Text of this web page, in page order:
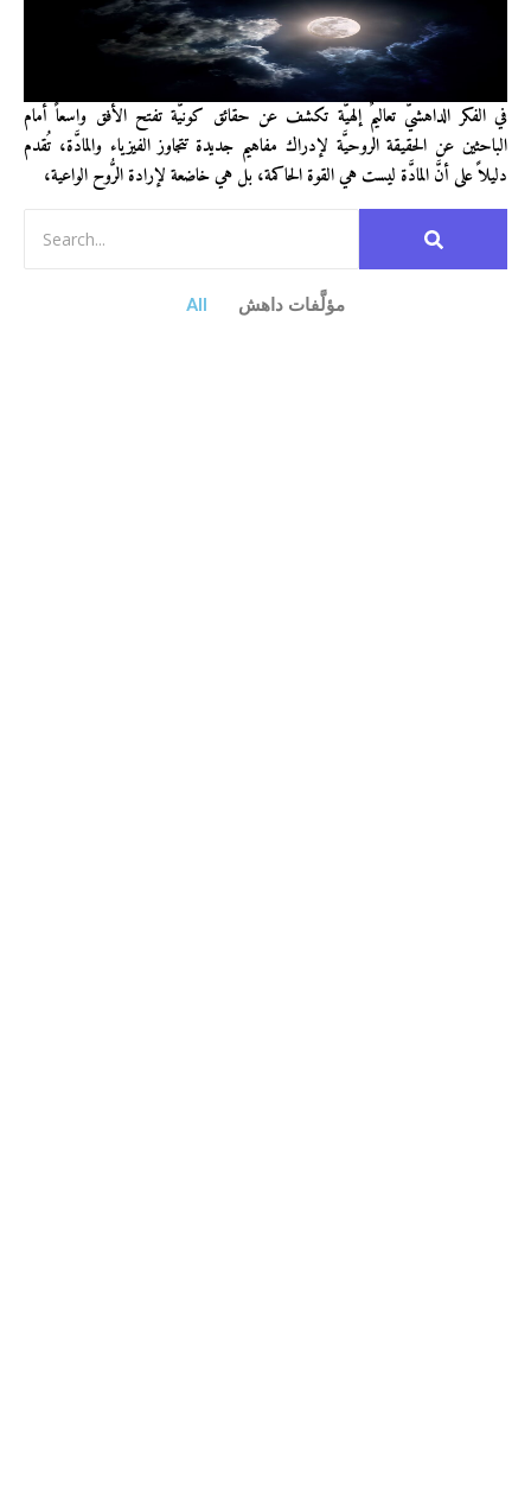
في الفكر الداهشيّ تعاليمٌ إلهيَّة تكشف عن حقائق كونيَّة تفتح الأفق واسعاً أمام
الباحثين عن الحقيقة الروحيَّة لإدراك مفاهيم جديدة تتجاوز الفيزياء والمادَّة، تُقدم
دليلاً على أنَّ المادَّة ليست هي القوة الحاكمة، بل هي خاضعة لإرادة الرُّوح الواعية،
All مؤلَّفات داهش